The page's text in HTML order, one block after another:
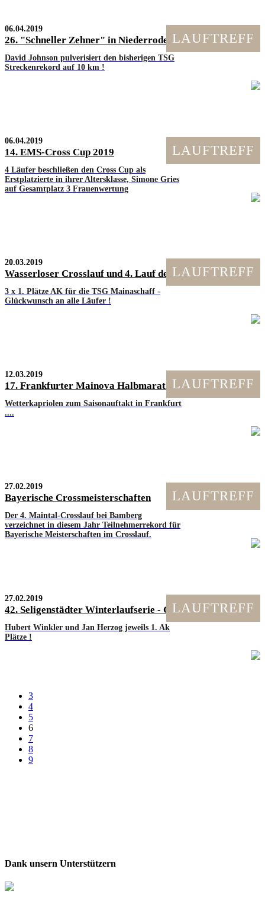
LAUFTREFF
06.04.2019
26. "Schneller Zehner" in Niederrodenbach am 24.03.2019
David Johnson pulverisiert den bisherigen TSG
Streckenrekord auf 10 km !
LAUFTREFF
06.04.2019
14. EMS-Cross Cup 2019
4 Läufer beschließen den Cross Cup als
Erstplatzierte in ihrer Altersklasse, Simone Gries
auf Gesamtplatz 3 Frauenwertung
LAUFTREFF
20.03.2019
Wasserloser Crosslauf und 4. Lauf des EMS-Cross-Cup
3 x 1. Plätze AK für die TSG Mainaschaff -
Glückwunsch an alle Läufer !
LAUFTREFF
12.03.2019
17. Frankfurter Mainova Halbmarathon am 10.03.2019
Wetterkapriolen zum Saisonauftakt in Frankfurt
....
LAUFTREFF
27.02.2019
Bayerische Crossmeisterschaften
Der 4. Maintal-Crosslauf bei Bamberg
verzeichnet in diesem Jahr Teilnehmerrekord für
Bayerische Meisterschaften im Crosslauf.
LAUFTREFF
27.02.2019
42. Seligenstädter Winterlaufserie - Gesamtergebnis
Hubert Winkler und Jan Herzog jeweils 1. Ak
Plätze !
3
4
5
6
7
8
9
Dank unsern Unterstützern